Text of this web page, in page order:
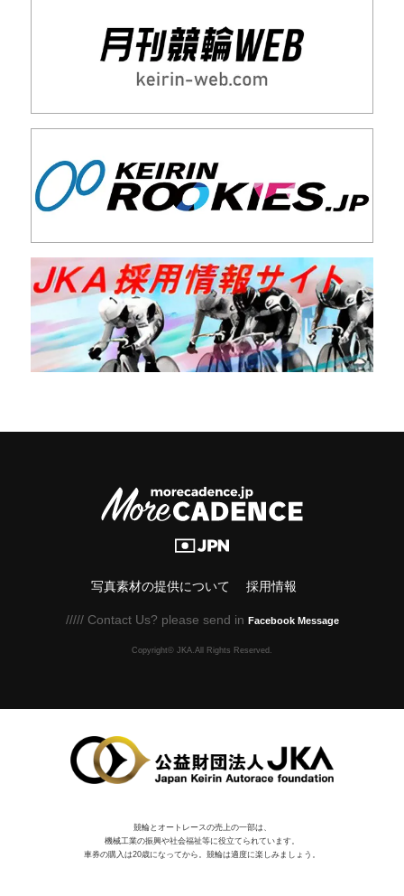
写真素材の提供について 採用情報
///// Contact Us? please send in Facebook Message
Copyright© JKA.All Rights Reserved.
競輪とオートレースの売上の一部は、
機械⼯業の振興や社会福祉等に役⽴てられています。
車券の購入は20歳になってから。競輪は適度に楽しみましょう。